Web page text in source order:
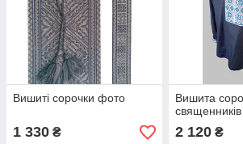
Вишиті сорочки фото
1 330 ₴
Вишита
священників
2 120₴